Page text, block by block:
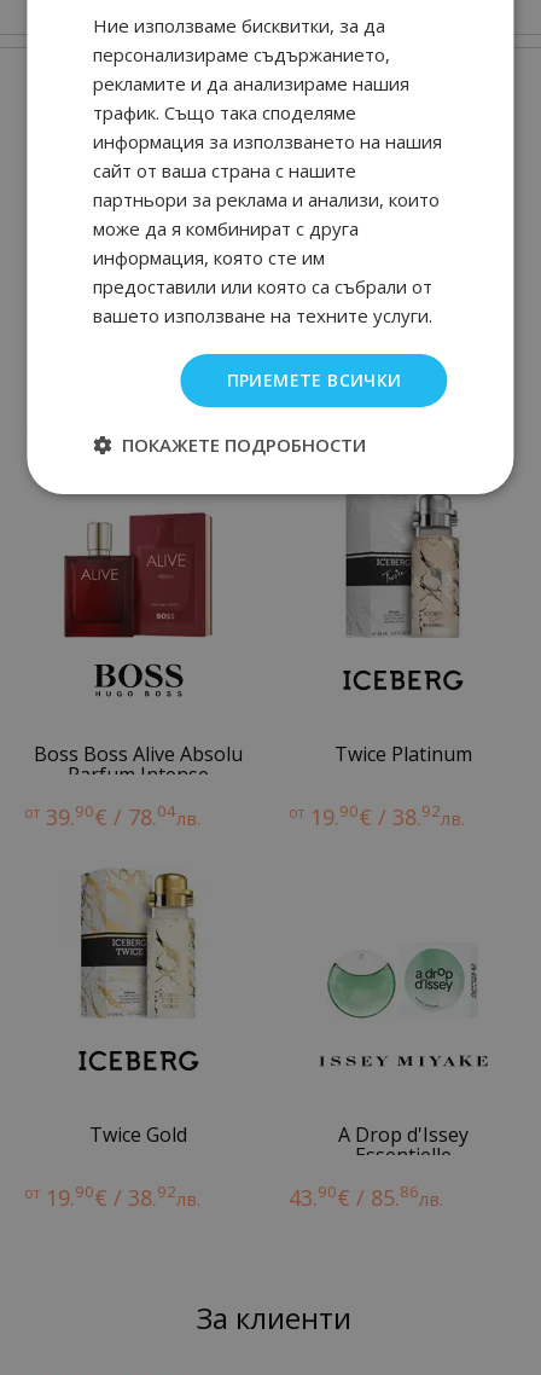
Нови парфюми
Tuberoza - X Collection
€ / 304. лв.
Seductive Red
27. € / 54.
Boss Boss Alive Absolu
Parfum Intense
от 39.90€ / 78.04лв.
Twice Platinum
от 19.90€ / 38.92лв.
Twice Gold
от 19.90€ / 38.92лв.
A Drop d'Issey
Essentielle
43.90€ / 85.86лв.
За клиенти
Ние използваме бисквитки, за да
персонализираме съдържанието,
рекламите и да анализираме нашия
трафик. Също така споделяме
информация за използването на нашия
сайт от ваша страна с нашите
партньори за реклама и анализи, които
може да я комбинират с друга
информация, която сте им
предоставили или която са събрали от
вашето използване на техните услуги.
ПРИЕМЕТЕ ВСИЧКИ
ПОКАЖЕТЕ ПОДРОБНОСТИ